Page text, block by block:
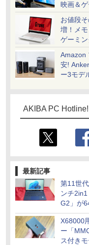
映画＆
お値段
増！メ
ゲーミン
Amazon
安!
ー3モデ
AKIBA PC
最新記事
第11世
ンチ
G2」が
中古PC
X68000
ー「
ス付き